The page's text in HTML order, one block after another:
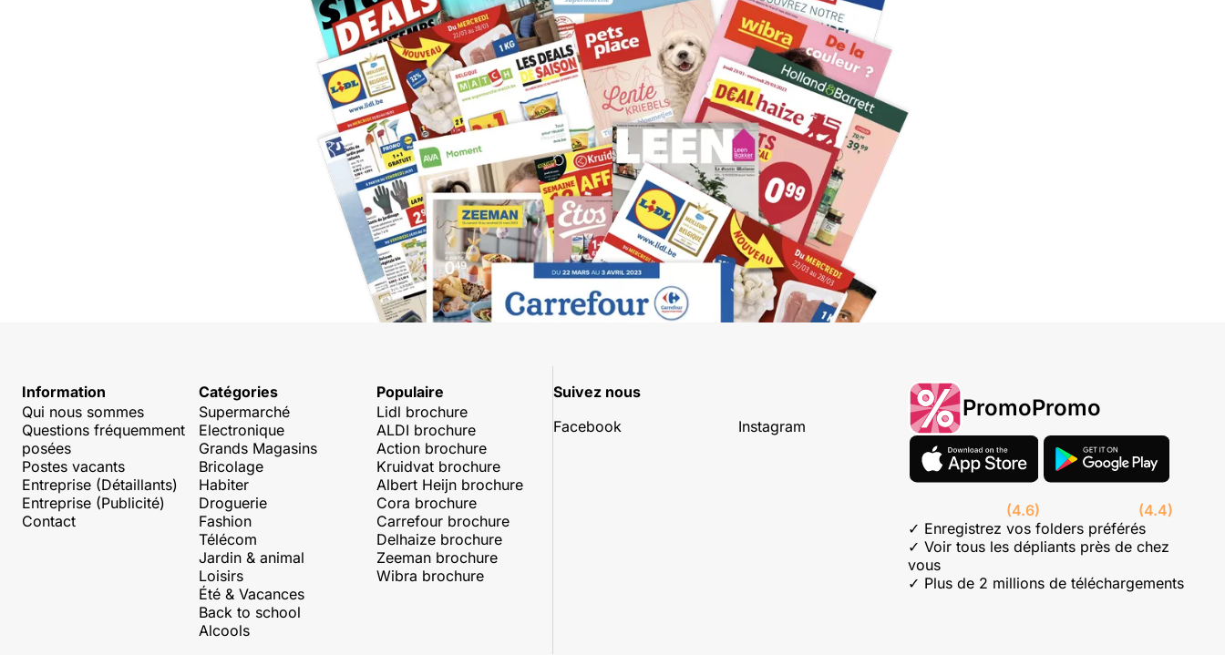
Information
Qui nous sommes
Questions fréquemment
posées
Postes vacants
Entreprise (Détaillants)
Entreprise (Publicité)
Contact
Catégories
Supermarché
Electronique
Grands Magasins
Bricolage
Habiter
Droguerie
Fashion
Télécom
Jardin & animal
Loisirs
Été & Vacances
Back to school
Alcools
Populaire
Lidl brochure
ALDI brochure
Action brochure
Kruidvat brochure
Albert Heijn brochure
Cora brochure
Carrefour brochure
Delhaize brochure
Zeeman brochure
Wibra brochure
Suivez nous
Facebook
Instagram
PromoPromo
(4.6)
(4.4)
✓ Enregistrez vos folders préférés
✓ Voir tous les dépliants près de chez
vous
✓ Plus de 2 millions de téléchargements